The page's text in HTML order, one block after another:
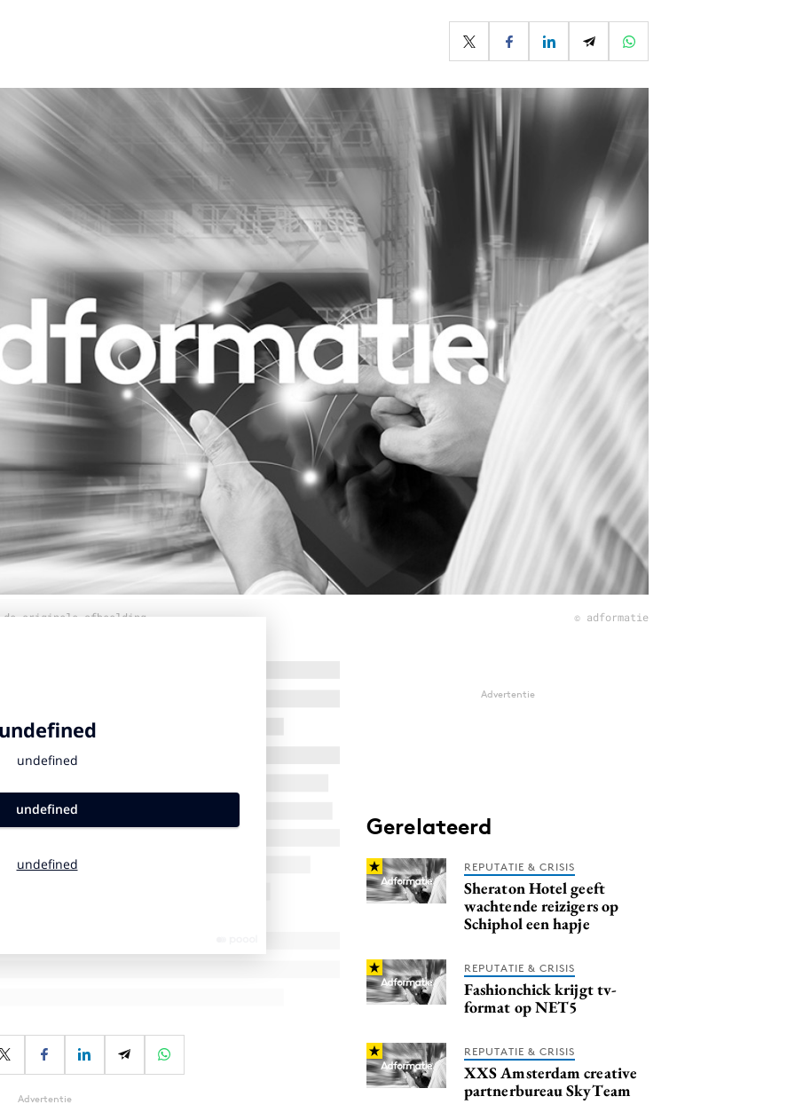
de originele afbeelding © adformatie
Advertentie
Advertentie
Gerelateerd
REPUTATIE & CRISIS
Sheraton Hotel geeft
wachtende reizigers op
Schiphol een hapje
REPUTATIE & CRISIS
Fashionchick krijgt tv-
format op NET5
REPUTATIE & CRISIS
XXS Amsterdam creative
partnerbureau SkyTeam